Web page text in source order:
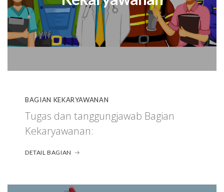
BAGIAN KEKARYAWANAN
Tugas dan tanggungjawab Bagian
Kekaryawanan:
DETAIL BAGIAN